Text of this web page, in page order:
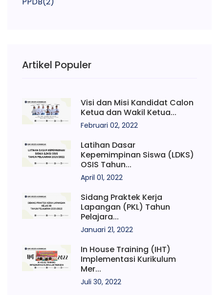
Artikel Populer
Visi dan Misi Kandidat Calon
Ketua dan Wakil Ketua...
Februari 02, 2022
Latihan Dasar
Kepemimpinan Siswa (LDKS)
OSIS Tahun...
April 01, 2022
Sidang Praktek Kerja
Lapangan (PKL) Tahun
Pelajara...
Januari 21, 2022
In House Training (IHT)
Implementasi Kurikulum
Mer...
Juli 30, 2022